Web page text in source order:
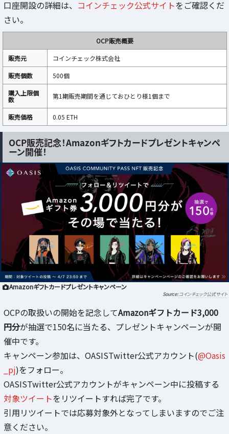
口座開設の詳細は、 コインチェック公式サイトをご確認くだ
さい。
OCP販売概要
販売元
コインチェック株式会社
販売個数
500個
購入上限個
数 第1期販売期間を通じておひとり様1個まで
販売価格 0.05 ETH
OCP販売記念！Amazonギフトカードプレゼントキャンペ
ーン開催！
Amazonギフトカードプレゼントキャンペーン
コインチェック公式サイト
OCPの取扱いの開始を記念してAmazonギフトカード3,000
円分が抽選で150名に当たる、プレゼントキャンペーンが開
催中です。
キャンペーン参加は、OASISTwitter公式アカウント(@Oasis
_pj)をフォロー。
OASISTwitter公式アカウントがキャンペーン中に投稿する
対象ツイートをリツイートすれば完了です。
引用リツイートでは応募対象外となってしまいますのでご注
意ください。